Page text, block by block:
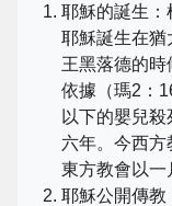
耶穌的誕生：
耶穌誕生在猶
王黑落德的時
依據（瑪2：
以下的嬰兒
六年。今西方
東方教會以一
耶穌公開傳教